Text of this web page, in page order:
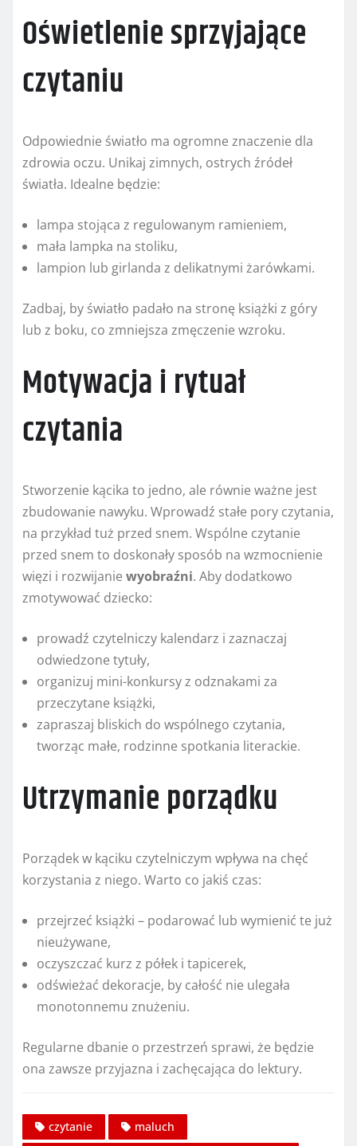
Oświetlenie sprzyjające
czytaniu
Odpowiednie światło ma ogromne znaczenie dla
zdrowia oczu. Unikaj zimnych, ostrych źródeł
światła. Idealne będzie:
lampa stojąca z regulowanym ramieniem,
mała lampka na stoliku,
lampion lub girlanda z delikatnymi żarówkami.
Zadbaj, by światło padało na stronę książki z góry
lub z boku, co zmniejsza zmęczenie wzroku.
Motywacja i rytuał
czytania
Stworzenie kącika to jedno, ale równie ważne jest
zbudowanie nawyku. Wprowadź stałe pory czytania,
na przykład tuż przed snem. Wspólne czytanie
przed snem to doskonały sposób na wzmocnienie
więzi i rozwijanie wyobraźni. Aby dodatkowo
zmotywować dziecko:
prowadź czytelniczy kalendarz i zaznaczaj
odwiedzone tytuły,
organizuj mini-konkursy z odznakami za
przeczytane książki,
zapraszaj bliskich do wspólnego czytania,
tworząc małe, rodzinne spotkania literackie.
Utrzymanie porządku
Porządek w kąciku czytelniczym wpływa na chęć
korzystania z niego. Warto co jakiś czas:
przejrzeć książki – podarować lub wymienić te już
nieużywane,
oczyszczać kurz z półek i tapicerek,
odświeżać dekoracje, by całość nie ulegała
monotonnemu znużeniu.
Regularne dbanie o przestrzeń sprawi, że będzie
ona zawsze przyjazna i zachęcająca do lektury.
czytanie
maluch